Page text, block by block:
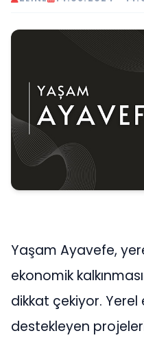
Yaşam Ayavefe,
ekonomik
dikkat çekiyor. Yerel
destekleyen